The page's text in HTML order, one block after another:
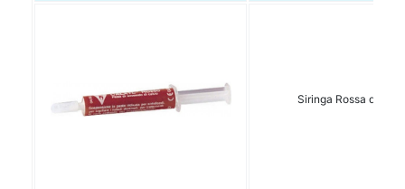
Siringa Rossa da 3gr